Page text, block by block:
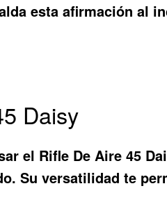
esta afirmación al
Daisy
el Rifle De Aire 45
Su versatilidad te